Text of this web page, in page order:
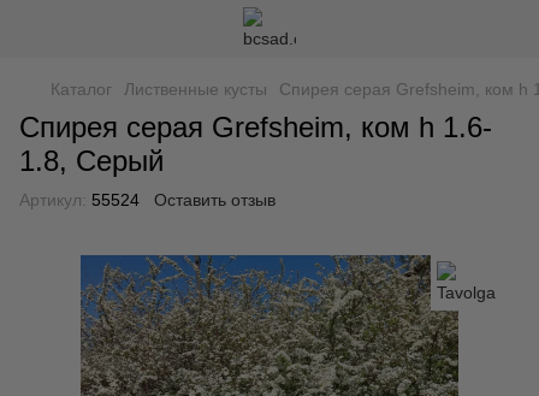
Каталог Лиственные кусты Спирея серая Grefsheim, ком h
Спирея серая Grefsheim, ком h 1.6-
1.8, Серый
Артикул: 55524 Оставить отзыв